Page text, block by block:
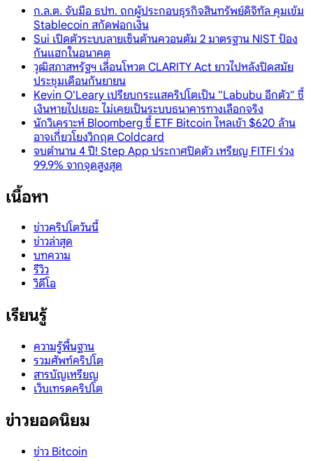
ก.ล.ต. จับมือ ธปท. ถกผู้ประกอบธุรกิจสินทรัพย์ดิจิทัล คุมเข้ม
Stablecoin สกัดฟอกเงิน
Sui เปิดตัวระบบลายเซ็นต้านควอนตัม 2 มาตรฐาน NIST ป้อง
กันแฮกในอนาคต
วุฒิสภาสหรัฐฯ เลื่อนโหวต CLARITY Act ยาวไปหลังปิดสมัย
ประชุมเดือนกันยายน
Kevin O'Leary เปรียบกระแสคริปโตเป็น "Labubu อีกตัว" ชี้
เงินหายไปเยอะ ไม่เคยเป็นระบบธนาคารทางเลือกจริง
นักวิเคราะห์ Bloomberg ชี้ ETF Bitcoin ไหลเข้า $620 ล้าน
อาจเกี่ยวโยงวิกฤต Coldcard
จบตำนาน 4 ปี! Step App ประกาศปิดตัว เหรียญ FITFI ร่วง
99.9% จากจุดสูงสุด
เนื้อหา
ข่าวคริปโตวันนี้
ข่าวล่าสุด
บทความ
รีวิว
วิดีโอ
เรียนรู้
ความรู้พื้นฐาน
รวมศัพท์คริปโต
สารบัญเหรียญ
เว็บเทรดคริปโต
ข่าวยอดนิยม
ข่าว Bitcoin